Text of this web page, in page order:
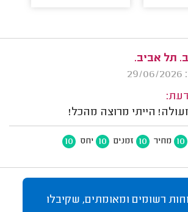
תל אביב.
הייתי מרוצה מהכל!
10 מחיר 10 זמנים 10 יחס 10
רשומים ומאומתים, שקיבלו